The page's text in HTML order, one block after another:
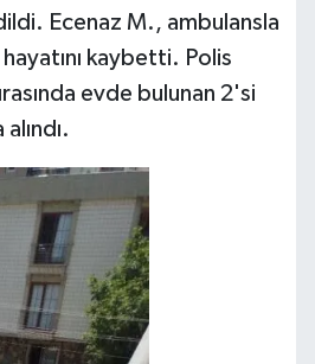
Ecenaz M., ambulansla
kaybetti. Polis
evde bulunan 2'si